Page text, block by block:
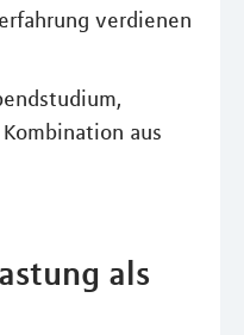
verdienen
aus
als